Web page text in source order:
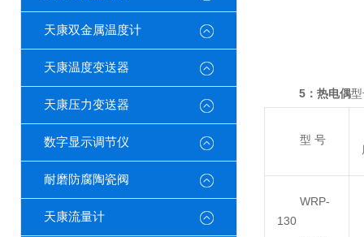
天康双金属温度计
天康温度变送器
天康压力变送器
数字显示调节仪
耐磨防腐陶瓷阀
天康流量计
5： 热电偶
型 号
WRP-
130